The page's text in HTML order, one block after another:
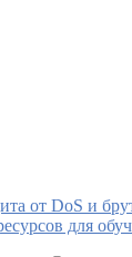
от DoS и
для